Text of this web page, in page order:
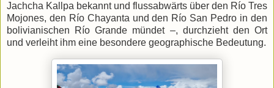
Jachcha Kallpa bekannt und flussabwärts über den Río Tres
Mojones, den Río Chayanta und den Río San Pedro in den
bolivianischen Río Grande mündet –, durchzieht den Ort
und verleiht ihm eine besondere geographische Bedeutung.